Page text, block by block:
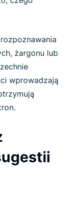
żargonu lub
wprowadzają